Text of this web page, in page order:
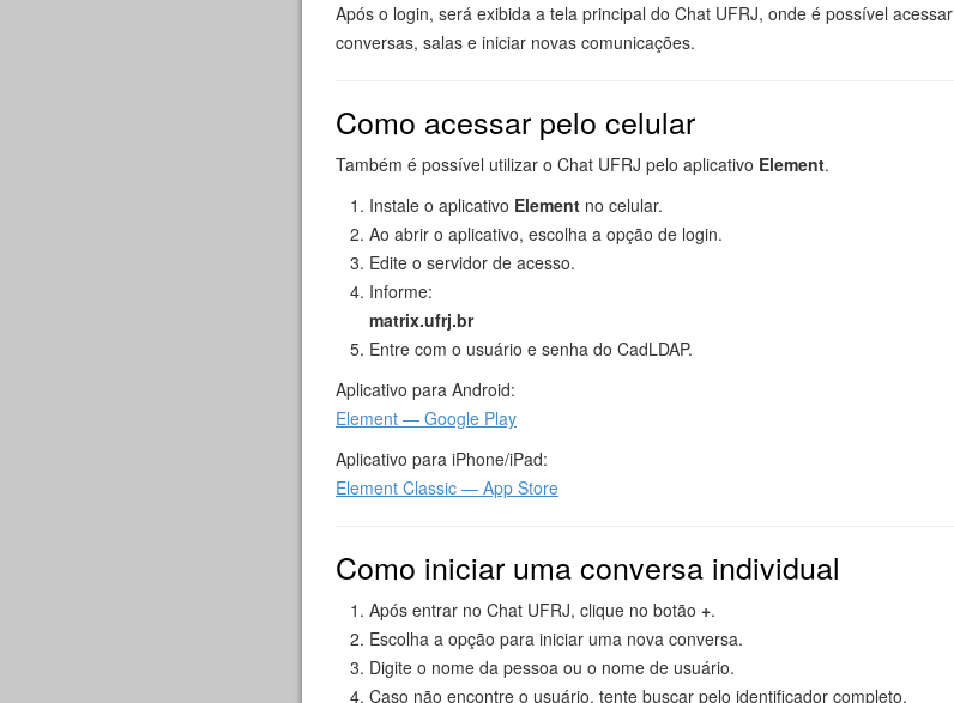
Após o login, será exibida a tela principal do Chat UFRJ, onde é possível acessar
conversas, salas e iniciar novas comunicações.
Como acessar pelo celular
Também é possível utilizar o Chat UFRJ pelo aplicativo Element.
Instale o aplicativo Element no celular.
Ao abrir o aplicativo, escolha a opção de login.
Edite o servidor de acesso.
Informe:
matrix.ufrj.br
Entre com o usuário e senha do CadLDAP.
Aplicativo para Android:
Element — Google Play
Aplicativo para iPhone/iPad:
Element Classic — App Store
Como iniciar uma conversa individual
Após entrar no Chat UFRJ, clique no botão +.
Escolha a opção para iniciar uma nova conversa.
Digite o nome da pessoa ou o nome de usuário.
Caso não encontre o usuário, tente buscar pelo identificador completo.